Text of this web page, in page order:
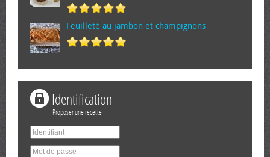
Feuilleté au jambon et champignons
Identification
Proposer une recette